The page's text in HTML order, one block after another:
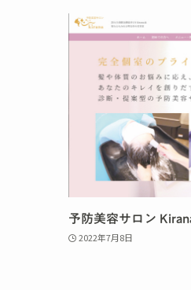
予防美容サロン
2022年7月8日